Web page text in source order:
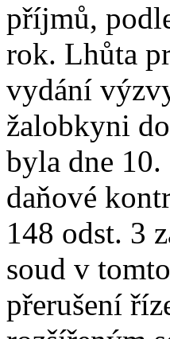
příjmů,
rok. Lhůta
vydání
žalobkyni
byla dne 10.
daňové
148 odst. 3
soud v
přerušení